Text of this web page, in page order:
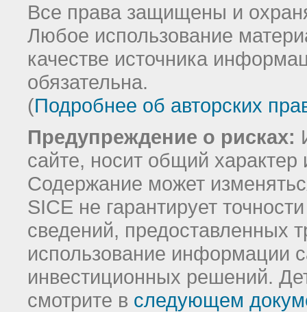
Все права защищены и
Любое использование
качестве источника
обязательна.
(Подробнее об авторских
Предупреждение о рисках:
сайте, носит общий
Содержание может
SICE не гарантирует
сведений, предоставленных
использование информации
инвестиционных решений.
смотрите в следующем